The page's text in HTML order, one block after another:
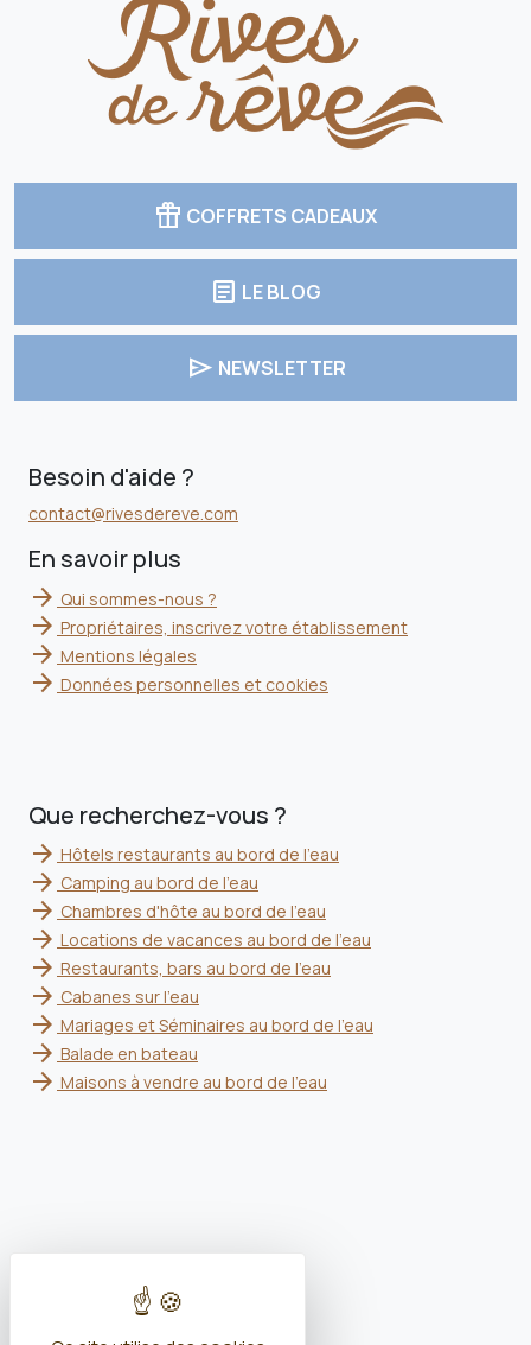
featured_seasonal_and_gifts COFFRETS CADEAUX
article LE BLOG
send NEWSLETTER
Besoin d'aide ?
contact@rivesdereve.com
En savoir plus
arrow_forward Qui sommes-nous ?
arrow_forward Propriétaires, inscrivez votre établissement
arrow_forward Mentions légales
arrow_forward Données personnelles et cookies
Que recherchez-vous ?
arrow_forward Hôtels restaurants au bord de l'eau
arrow_forward Camping au bord de l'eau
arrow_forward Chambres d'hôte au bord de l'eau
arrow_forward Locations de vacances au bord de l'eau
arrow_forward Restaurants, bars au bord de l'eau
arrow_forward Cabanes sur l'eau
arrow_forward Mariages et Séminaires au bord de l'eau
arrow_forward Balade en bateau
arrow_forward Maisons à vendre au bord de l'eau